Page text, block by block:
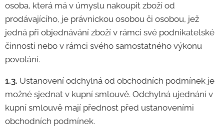
osoba, která má v úmyslu nakoupit zboží od
prodávajícího, je právnickou osobou či osobou, jež
jedná při objednávání zboží v rámci své podnikatelské
činnosti nebo v rámci svého samostatného výkonu
povolání.
1.3. Ustanovení odchylná od obchodních podmínek je
možné sjednat v kupní smlouvě. Odchylná ujednání v
kupní smlouvě mají přednost před ustanoveními
obchodních podmínek.